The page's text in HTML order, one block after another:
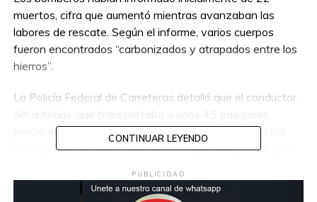
muertos, cifra que aumentó mientras avanzaban las
labores de rescate. Según el informe, varios cuerpos
fueron encontrados “carbonizados y atrapados entre los
hierros”.
La Policía Federal de Carreteras detalló que el conductor
perdió el control en la carretera BR-116, a la altura del
municipio de Teófilo Otoni, tras ser golpeado por un gran
impacto provocó un incendio que destruyó por completo
CONTINUAR LEYENDO
PUBLICIDAD